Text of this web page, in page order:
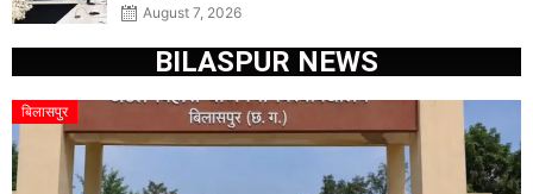
August 7, 2026
BILASPUR NEWS
बिलासपुर